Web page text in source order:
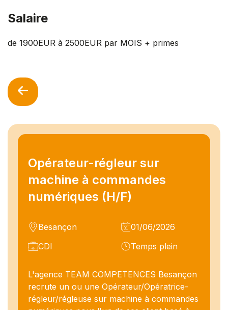
Opérateur-régleur sur
machine à commandes
numériques (H/F)
Besançon
01/06/2026
CDI
Temps plein
L'agence TEAM COMPETENCES Besançon
recrute un ou une Opérateur/Opératrice-
régleur/régleuse sur machine à commandes
Salaire
de 1900EUR à 2500EUR par MOIS + primes